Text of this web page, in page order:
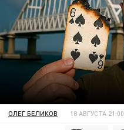
ОЛЕГ БЕЛИКОВ 18 АВГУСТА 21:00